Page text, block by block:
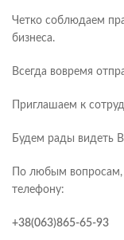
Четко соблюдаем
бизнеса.
Всегда вовремя
Приглашаем к
Будем рады видеть
По любым
телефону:
+38(063)865-65-93